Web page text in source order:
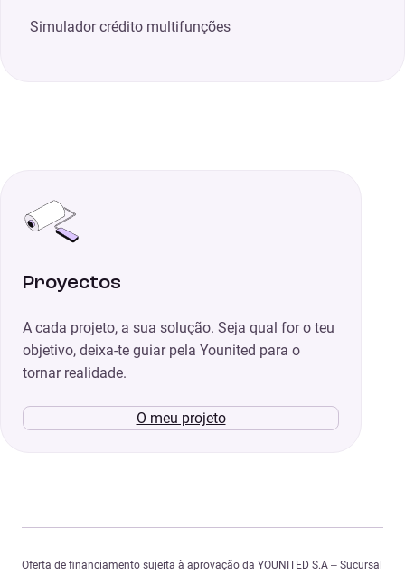
Simulador crédito multifunções
Proyectos
A cada projeto, a sua solução. Seja qual for o teu
objetivo, deixa-te guiar pela Younited para o
tornar realidade.
O meu projeto
Oferta de financiamento sujeita à aprovação da YOUNITED S.A – Sucursal